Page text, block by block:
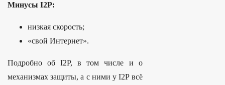
Минусы I2P:
низкая скорость;
«свой Интернет».
Подробно об I2P, в том числе и о
механизмах защиты, а с ними у I2P всё